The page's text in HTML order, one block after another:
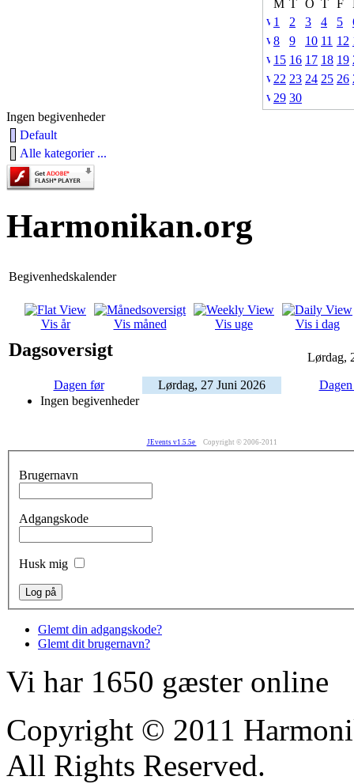
M T O T F
1
2 3 4 5
8
9 10 11 12
15 16 17 18 19
22 23 24 25 26
29 30
Ingen begivenheder
Default
Alle kategorier ...
Harmonikan.org
Begivenhedskalender
Vis år Vis måned Vis uge Vis i dag
Dagsoversigt Lørdag,
Dagen før Lørdag, 27 Juni 2026
Ingen begivenheder
JEvents v1.5.5e Copyright © 2006-2011
Brugernavn
Adgangskode
Husk mig
Glemt din adgangskode?
Glemt dit brugernavn?
Vi har 1650 gæster online
Copyright © 2011
All Rights Reserved.